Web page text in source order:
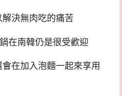
決無肉吃的痛苦
在南韓仍是很受歡迎
在加入泡麵一起來享用